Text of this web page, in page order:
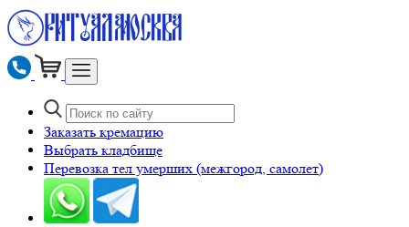
Заказать кремацию
Выбрать кладбище
Перевозка тел умерших (межгород, самолет)